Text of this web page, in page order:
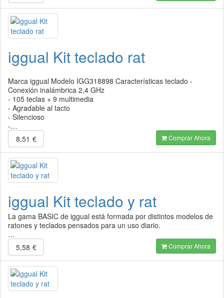
iggual Kit teclado rat
Marca iggual Modelo IGG318898 Características teclado -
Conexión inalámbrica 2,4 GHz
- 105 teclas + 9 multimedia
- Agradable al tacto
- Silencioso
-…
8,51 € Comprar Ahora
iggual Kit teclado y rat
La gama BASIC de iggual está formada por distintos modelos de
ratones y teclados pensados para un uso diario.
…
5,58 € Comprar Ahora